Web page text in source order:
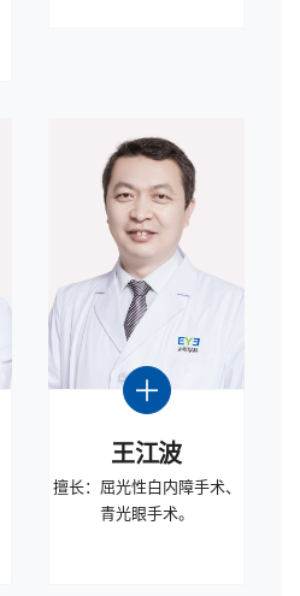
王江波
擅长：屈光性白内障手术、
青光眼手术。